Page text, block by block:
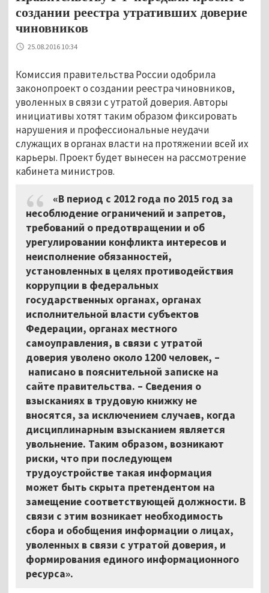
создании реестра утративших доверие
чиновников
25.08.2016 10:34
Комиссия правительства России одобрила
законопроект о создании реестра чиновников,
уволенных в связи с утратой доверия. Авторы
инициативы хотят таким образом фиксировать
нарушения и профессиональные неудачи
служащих в органах власти на протяжении всей их
карьеры. Проект будет вынесен на рассмотрение
кабинета министров.
«В период с 2012 года по 2015 год за
несоблюдение ограничений и запретов,
требований о предотвращении и об
урегулировании конфликта интересов и
неисполнение обязанностей,
установленных в целях противодействия
коррупции в федеральных
государственных органах, органах
исполнительной власти субъектов
Федерации, органах местного
самоуправления, в связи с утратой
доверия уволено около 1200 человек, –
написано в пояснительной записке на
сайте правительства. – Сведения о
взысканиях в трудовую книжку не
вносятся, за исключением случаев, когда
дисциплинарным взысканием является
увольнение. Таким образом, возникают
риски, что при последующем
трудоустройстве такая информация
может быть скрыта претендентом на
замещение соответствующей должности. В
связи с этим возникает необходимость
сбора и обобщения информации о лицах,
уволенных в связи с утратой доверия, и
формирования единого информационного
ресурса».